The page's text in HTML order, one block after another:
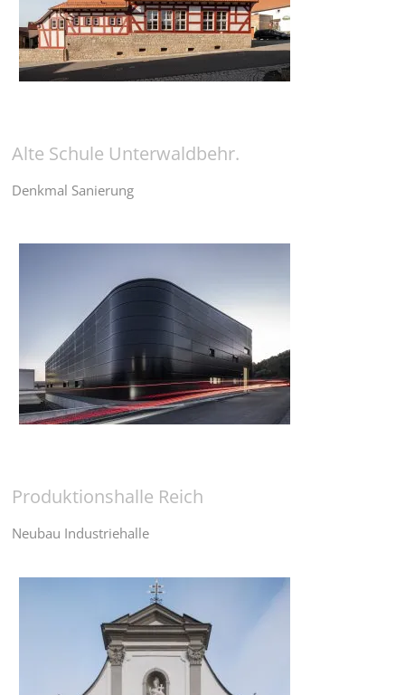
Alte Schule Unterwaldbehr.
Denkmal Sanierung
Produktionshalle Reich
Neubau Industriehalle